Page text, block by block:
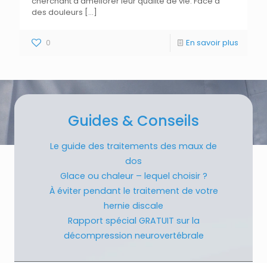
des douleurs […]
0 En savoir plus
Guides & Conseils
Le guide des traitements des maux de
dos
Glace ou chaleur – lequel choisir ?
À éviter pendant le traitement de votre
hernie discale
Rapport spécial GRATUIT sur la
décompression neurovertébrale